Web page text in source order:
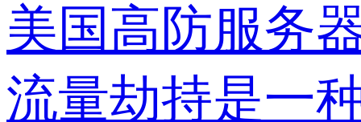
美国高防服务
流量劫持是一